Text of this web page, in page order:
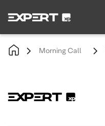
Morning Call